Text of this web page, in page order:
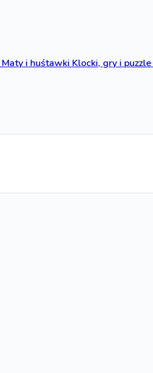
Maty i huśtawkiKlocki, gry i puzzle